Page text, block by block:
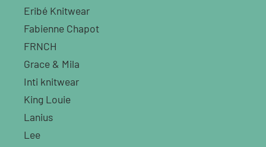
Eribé Knitwear
Fabienne Chapot
FRNCH
Grace & Mila
Inti knitwear
King Louie
Lanius
Lee